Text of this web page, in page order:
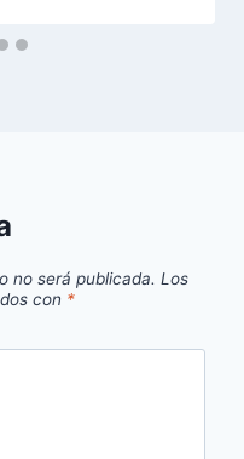
no será publicada. Los
con *